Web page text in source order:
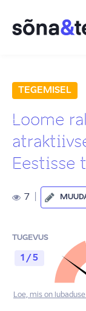
TEGEMISEL
Loome
Eestisse
7
TUGEVUS
1 / 5
Loe, mis on